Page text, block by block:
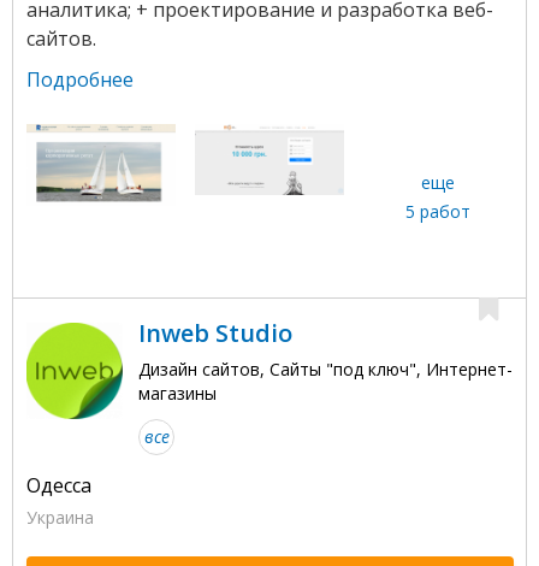
аналитика; + проектирование и разработка веб-
сайтов.
Подробнее
еще
5 работ
Inweb Studio
Дизайн сайтов, Сайты "под ключ", Интернет-
магазины
все
Одесса
Украина